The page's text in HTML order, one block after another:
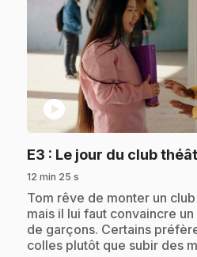
play_circle
E3 : Le jour du club
12 min 25 s
.Tom rêve de monter un
mais il lui faut convaincre
de garçons. Certains
colles plutôt que subir des